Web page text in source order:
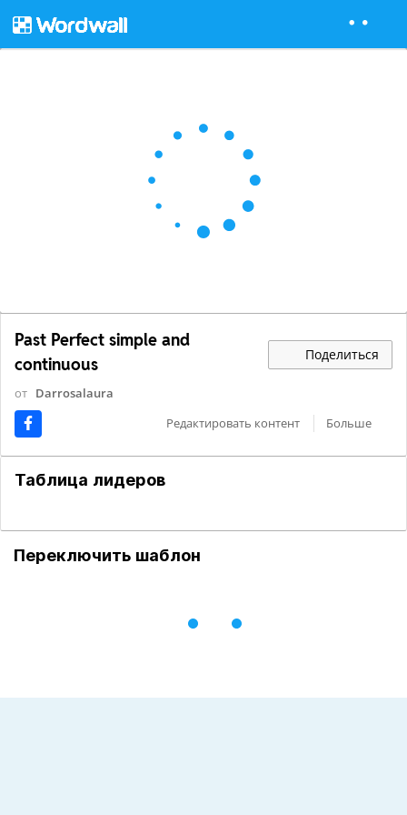
Past Perfect simple and
continuous
Поделиться
от Darrosalaura
Редактировать контент
Больше
Таблица лидеров
Переключить шаблон